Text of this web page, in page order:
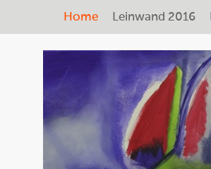
Home Leinwand 2016